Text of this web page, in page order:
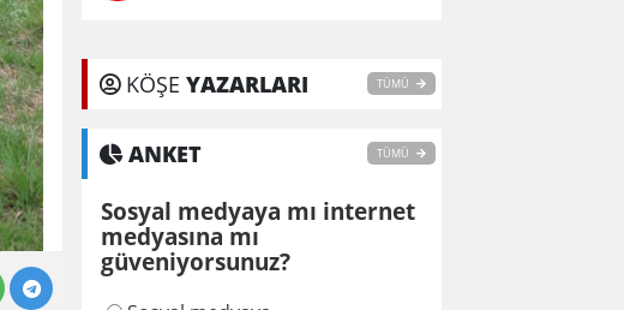
KÖŞE YAZARLARI TÜMÜ
ANKET TÜMÜ
Sosyal medyaya mı internet
medyasına mı
güveniyorsunuz?